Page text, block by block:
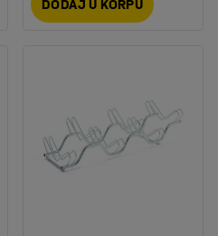
DODAJ U KORPU